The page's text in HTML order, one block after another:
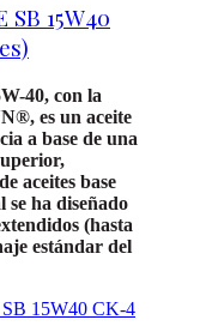
SB 15W40
40, con la
es un aceite
a base de una
aceites base
se ha diseñado
(hasta
estándar del